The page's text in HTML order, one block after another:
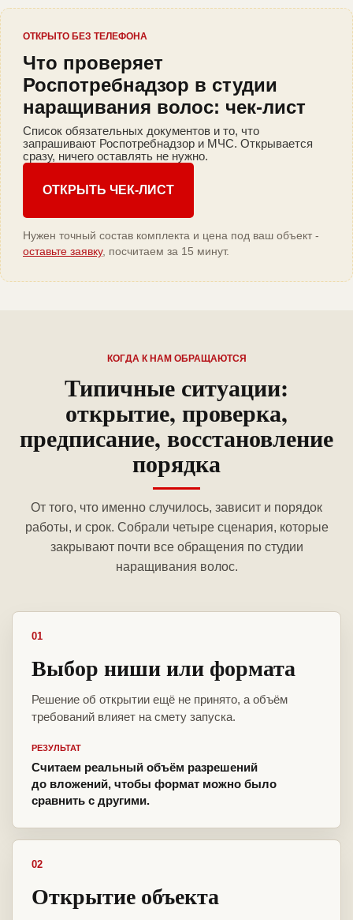
ОТКРЫТО БЕЗ ТЕЛЕФОНА
Что проверяет
Роспотребнадзор в студии
наращивания волос: чек-лист
Список обязательных документов и то, что
запрашивают Роспотребнадзор и МЧС. Открывается
сразу, ничего оставлять не нужно.
ОТКРЫТЬ ЧЕК-ЛИСТ
Нужен точный состав комплекта и цена под ваш объект -
оставьте заявку, посчитаем за 15 минут.
КОГДА К НАМ ОБРАЩАЮТСЯ
Типичные ситуации:
открытие, проверка,
предписание, восстановление
порядка
От того, что именно случилось, зависит и порядок
работы, и срок. Собрали четыре сценария, которые
закрывают почти все обращения по студии
наращивания волос.
01
Выбор ниши или формата
Решение об открытии ещё не принято, а объём
требований влияет на смету запуска.
РЕЗУЛЬТАТ
Считаем реальный объём разрешений
до вложений, чтобы формат можно было
сравнить с другими.
02
Открытие объекта